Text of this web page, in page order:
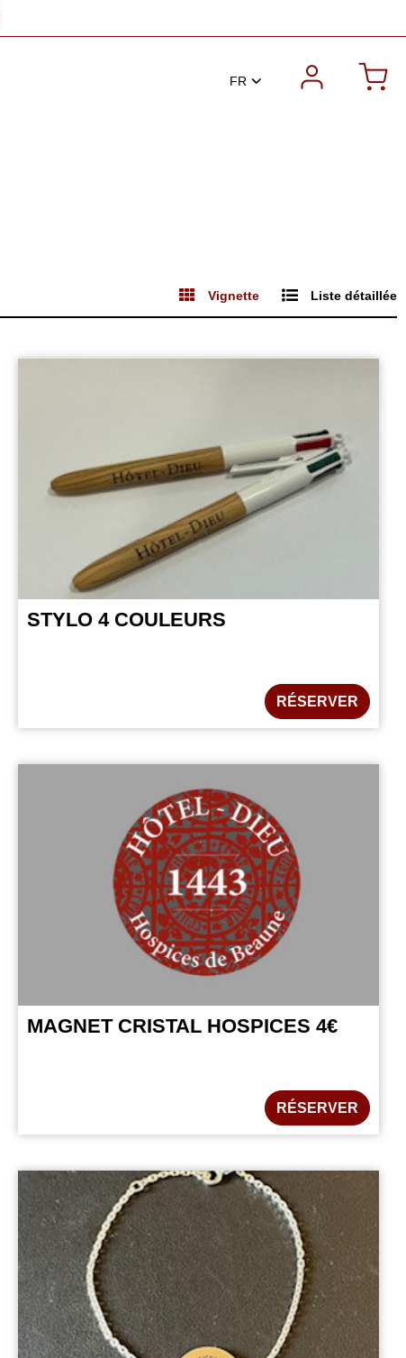
FR
Vignette Liste détaillée
STYLO 4 COULEURS
RÉSERVER
MAGNET CRISTAL HOSPICES 4€
RÉSERVER